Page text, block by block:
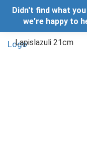
Didn't find what
we’re happy to
Lapislazuli 21cm